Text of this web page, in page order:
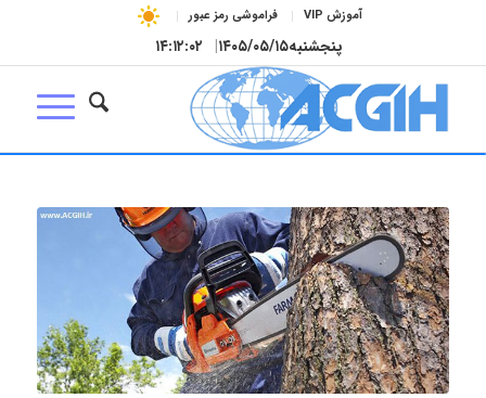
آموزش VIP فراموشی رمز عبور
پنجشنبه۱۴۰۵/۰۵/۱۵| ۱۴:۱۲:۰۲